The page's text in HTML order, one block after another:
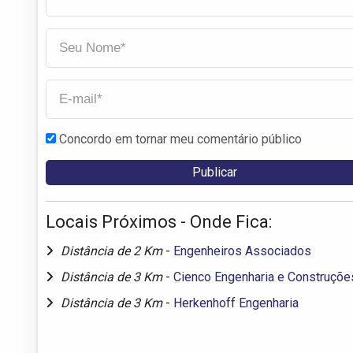
Concordo em tornar meu comentário público
Locais Próximos - Onde Fica:
Distância de 2 Km - Engenheiros Associados
Distância de 3 Km - Cienco Engenharia e
Distância de 3 Km - Herkenhoff Engenharia